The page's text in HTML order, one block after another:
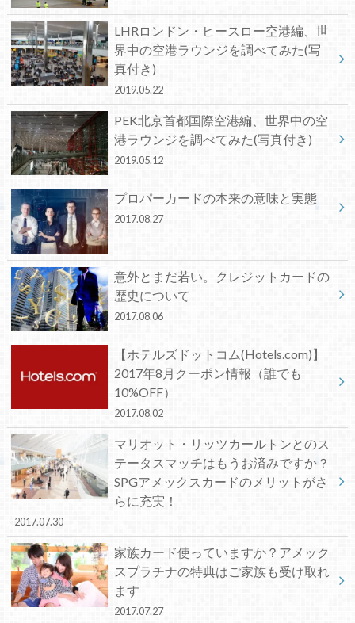
LHRロンドン・ヒースロー空港編、世
界中の空港ラウンジを調べてみた(写
真付き)
2019.05.22
PEK北京首都国際空港編、世界中の空
港ラウンジを調べてみた(写真付き)
2019.05.12
プロパーカードの本来の意味と実態
2017.08.27
意外とまだ若い。クレジットカードの
歴史について
2017.08.06
【ホテルズドットコム(Hotels.com)】
2017年8月クーポン情報（誰でも
10%OFF）
2017.08.02
マリオット・リッツカールトンとのス
テータスマッチはもうお済みですか？
SPGアメックスカードのメリットがさ
らに充実！
2017.07.30
家族カード使っていますか？アメック
スプラチナの特典はご家族も受け取れ
ます
2017.07.27